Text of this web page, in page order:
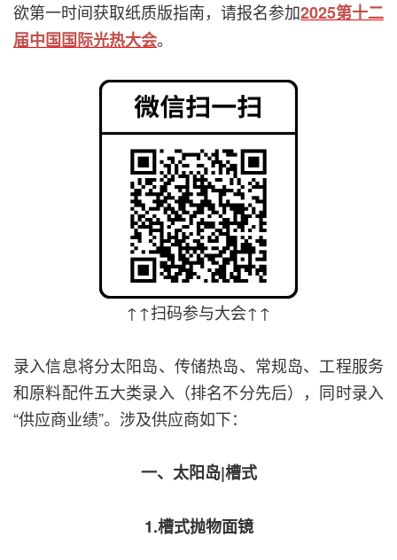
欲第一时间获取纸质版指南，请报名参加2025第十二
届中国国际光热大会。
↑↑扫码参与大会↑↑
录入信息将分太阳岛、传储热岛、常规岛、工程服务
和原料配件五大类录入（排名不分先后）， 同时录入
“供应商业绩”。涉及供应商如下：
一、太阳岛|槽式
1.槽式抛物面镜